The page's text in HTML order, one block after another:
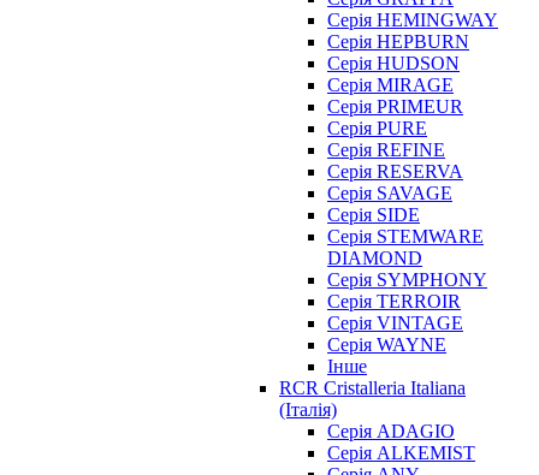
Серія HEMINGWAY
Серія HEPBURN
Серія HUDSON
Серія MIRAGE
Серія PRIMEUR
Серія PURE
Серія REFINE
Серія RESERVA
Серія SAVAGE
Серія SIDE
Серія STEMWARE
DIAMOND
Серія SYMPHONY
Серія TERROIR
Серія VINTAGE
Серія WAYNE
Інше
RCR Cristalleria Italiana
(Італія)
Серія ADAGIO
Серія ALKEMIST